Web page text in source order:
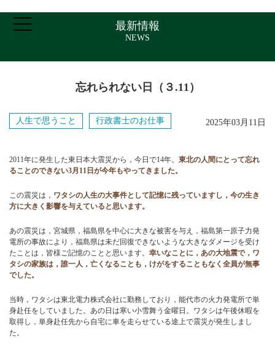
ホーム
ご挨拶・プロフィール
取扱業務
報酬について
アクセス
お問い合わせ
最新情報
NEWS
忘れられない日（３.11）
人生で思うこと 行政書士のお仕事 2025年03月11日
2011年に発生した東日本大震災から，今日で14年。 東北の人間にとって忘れ
ることのできない3月11日が今年もやってきました。
この震災は， ワタシの人生の大事件として記憶に残っていますし，今の生き
方に大きく影響を与えていると思います。
あの震災は，宮城県，福島県を中心に大きな被害を与え，福島第一原子力発
電所の事故により，福島県は未だ回復できないような大きなダメージを受け
たことは，皆様ご記憶のことと思います。 幸いなことに，あの大地震で，ワ
タシの家族は，誰一人，亡くなることも，けがをすることもなく全員が無事
でした。
当時，ワタシは東北電力株式会社に勤務しており，能代市の火力発電所で単
身赴任をしていました。あの日は寒い小雪舞う金曜日。ワタシは午後休暇を
取得し，単身赴任先から自宅に車を走らせている途上で震災が発生しまし
た。